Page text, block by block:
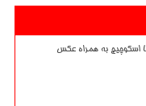
اسکوچیچ به همراه عکس